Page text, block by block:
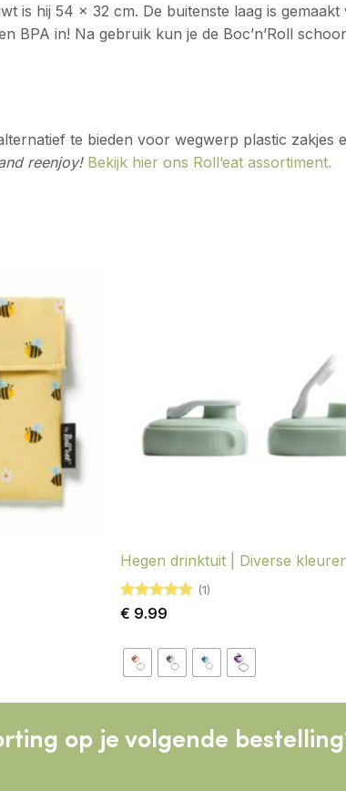
is hij 54 x 32 cm. De buitenste laag is
in! Na gebruik kun je de Boc’n’Roll
te bieden voor wegwerp plastic zakjes
reenjoy! Bekijk hier ons Roll’eat assortiment.
Hegen drinktuit | Diverse
Gewaardeerd
(1)
€ 9.99
op je volgende